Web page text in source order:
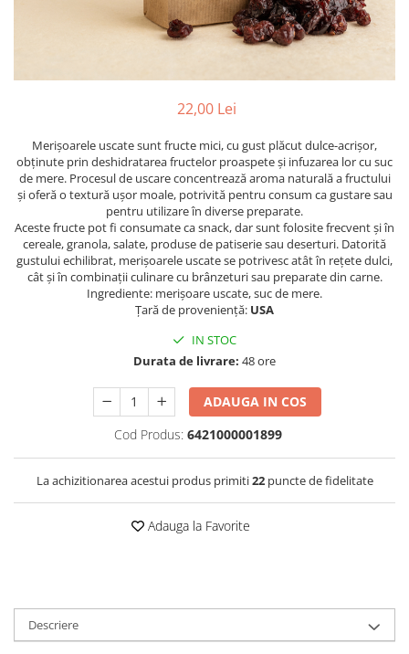
REMEDII NATURISTE
TOATE PRODUSELE
22,00 Lei
Merișoarele uscate sunt fructe mici, cu gust plăcut dulce-acrișor,
obținute prin deshidratarea fructelor proaspete și infuzarea lor cu suc
de mere. Procesul de uscare concentrează aroma naturală a fructului
și oferă o textură ușor moale, potrivită pentru consum ca gustare sau
pentru utilizare în diverse preparate.
Aceste fructe pot fi consumate ca snack, dar sunt folosite frecvent și în
cereale, granola, salate, produse de patiserie sau deserturi. Datorită
gustului echilibrat, merișoarele uscate se potrivesc atât în rețete dulci,
cât și în combinații culinare cu brânzeturi sau preparate din carne.
Ingrediente: merișoare uscate, suc de mere.
Țară de proveniență: USA
IN STOC
Durata de livrare: 48 ore
ADAUGA IN COS
Cod Produs: 6421000001899
La achizitionarea acestui produs primiti22puncte de fidelitate
Adauga la Favorite
Descriere